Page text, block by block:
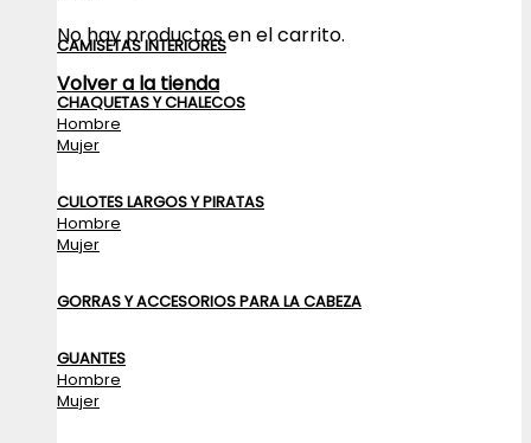
No hay productos en el carrito.
Volver a la tienda
CAMISETAS INTERIORES
CHAQUETAS Y CHALECOS
Hombre
Mujer
CULOTES LARGOS Y PIRATAS
Hombre
Mujer
GORRAS Y ACCESORIOS PARA LA CABEZA
GUANTES
Hombre
Mujer